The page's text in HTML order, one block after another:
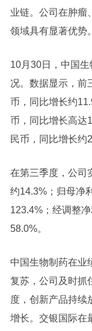
业链。公司在肿瘤
领域具有显著优势。
10月30日，中国
况。数据显示，前
币，同比增长约
币，同比增长高达
民币，同比增长约
在第三季度，公司
约14.3%；归母净
123.4%；经调整
58.0%。
中国生物制药在业
复苏，公司及时抓
度，创新产品持续
增长。交银国际在